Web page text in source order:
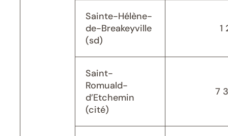
Sainte-Hélène-
de-Breakeyville
(sd)
1
Saint-
Romuald-
d’Etchemin
(cité)
7